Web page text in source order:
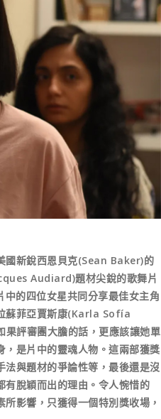
國新銳西恩貝克(Sean Baker)的
Audiard)題材尖銳的歌舞片
的四位女星共同分享最佳女主角
蘇菲亞賈斯康(Karla Sofía
評審團大膽的話，更應該讓她單
是片中的靈魂人物。這兩部獲獎
與題材的爭論性等，最後還是沒
有脫穎而出的理由。令人惋惜的
影響，只獲得一個特別獎收場，